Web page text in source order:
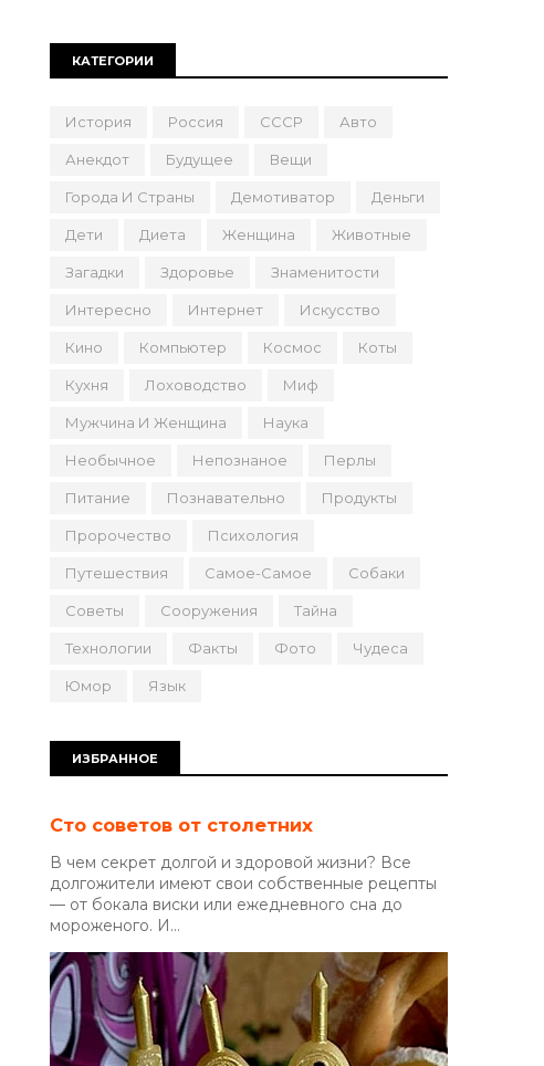
КАТЕГОРИИ
История Россия СССР Авто
Анекдот Будущее Вещи
Города И Страны Демотиватор Деньги
Дети Диета Женщина Животные
Загадки Здоровье Знаменитости
Интересно Интернет Искусство
Кино Компьютер Космос Коты
Кухня Лоховодство Миф
Мужчина И Женщина Наука
Необычное Непознаное Перлы
Питание Познавательно Продукты
Пророчество Психология
Путешествия Самое-Самое Собаки
Советы Сооружения Тайна
Технологии Факты Фото Чудеса
Юмор Язык
ИЗБРАННОЕ
Сто советов от столетних
В чем секрет долгой и здоровой жизни? Все
долгожители имеют свои собственные рецепты
— от бокала виски или ежедневного сна до
мороженого. И...